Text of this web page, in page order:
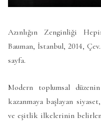
Azınlığın Zenginliği
Bauman, İstanbul, 2014,
sayfa.
Modern toplumsal
kazanmaya başlayan
ve eşitlik ilkelerinin